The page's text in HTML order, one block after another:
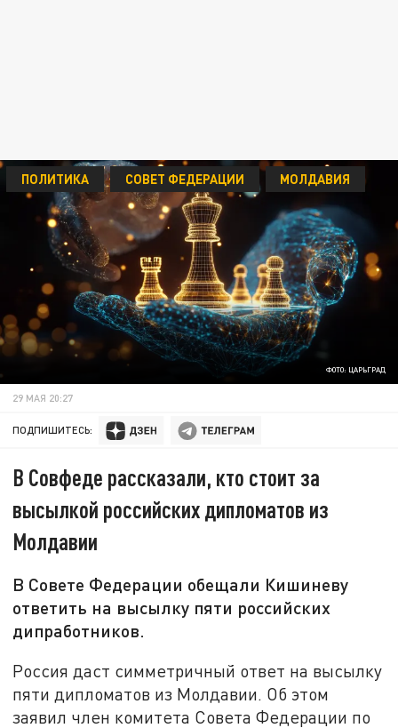
ФОТО: ЦАРЬГРАД
ПОЛИТИКА СОВЕТ ФЕДЕРАЦИИ МОЛДАВИЯ
29 МАЯ 20:27
ПОДПИШИТЕСЬ:
В Совфеде рассказали, кто стоит за
высылкой российских дипломатов из
Молдавии
В Совете Федерации обещали Кишиневу
ответить на высылку пяти российских
дипработников.
Россия даст симметричный ответ на высылку
пяти дипломатов из Молдавии. Об этом
заявил член комитета Совета Федерации по